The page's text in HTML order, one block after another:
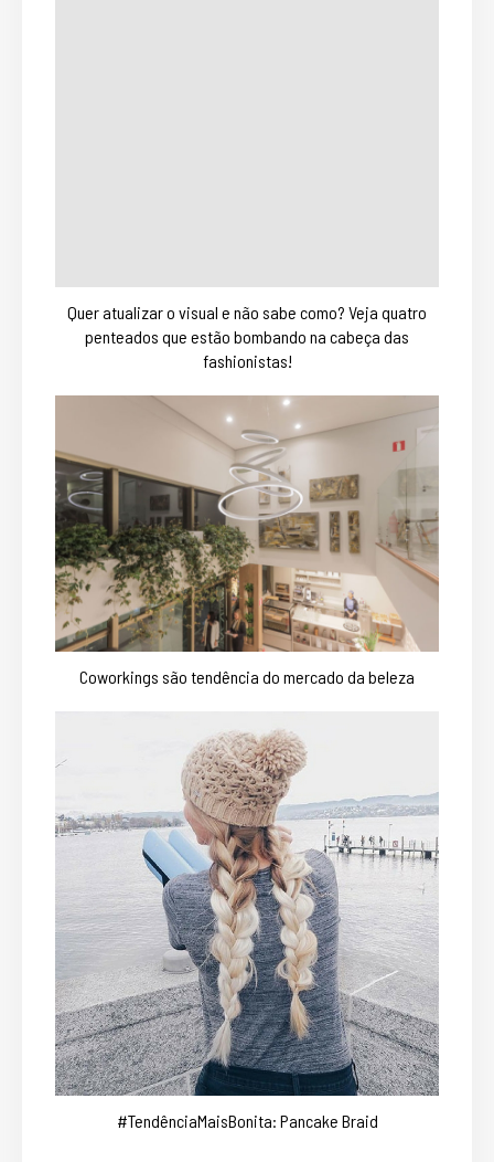
Quer atualizar o visual e não sabe como? Veja quatro
penteados que estão bombando na cabeça das
fashionistas!
Coworkings são tendência do mercado da beleza
#TendênciaMaisBonita: Pancake Braid